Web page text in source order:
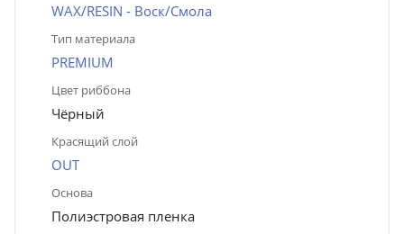
WAX/RESIN - Воск/Смола
Тип материала
PREMIUM
Цвет риббона
Чёрный
Красящий слой
OUT
Основа
Полиэстровая пленка